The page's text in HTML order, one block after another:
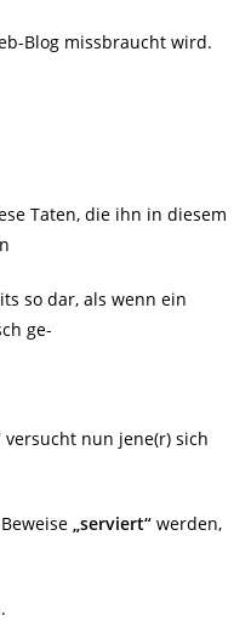
Blog missbraucht wird.
Taten, die ihn in diesem
so dar, als wenn ein
ge-
versucht nun jene(r) sich
„serviert“ werden,